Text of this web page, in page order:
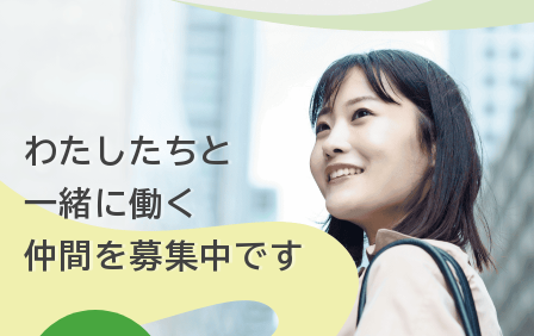
わたしたちと
一緒に働く
仲間を募集中です